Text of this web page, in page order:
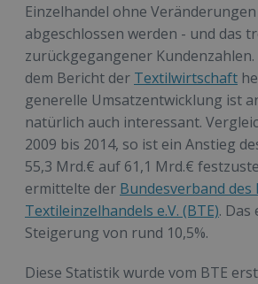
Einzelhandel ohne
abgeschlossen werden - und das
zurückgegangener
dem Bericht der Textilwirtschaft
generelle Umsatzentwicklung ist
natürlich auch interessant.
2009 bis 2014, so ist ein Anstieg
55,3 Mrd.€ auf 61,1 Mrd.€
ermittelte der Bundesverband des
Textileinzelhandels e.V. (BTE).
Steigerung von rund 10,5%.
Diese Statistik wurde vom BTE